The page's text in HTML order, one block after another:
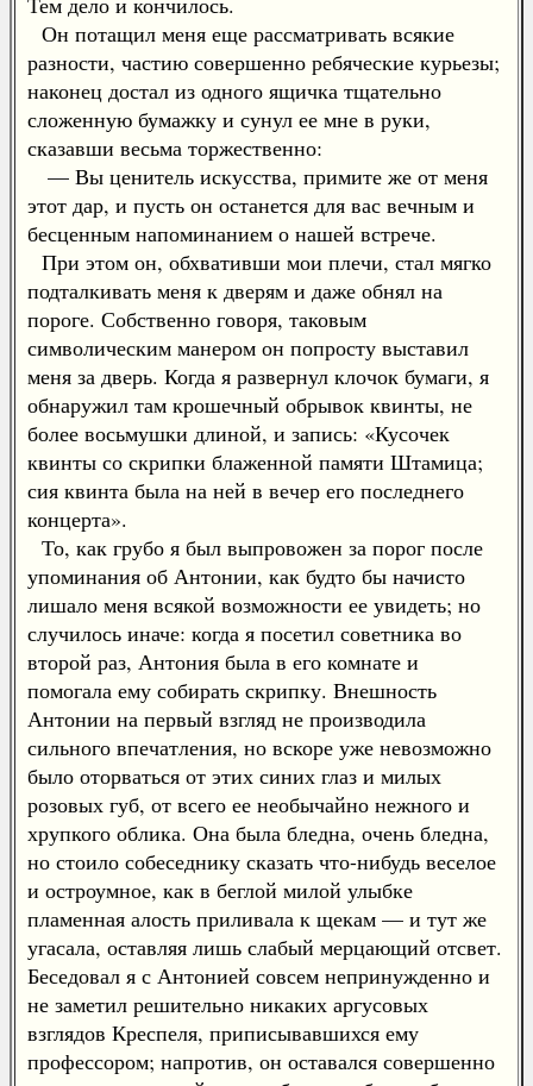
Он потащил меня еще рассматривать всякие
разности, частию совершенно ребяческие курьезы;
наконец достал из одного ящичка тщательно
сложенную бумажку и сунул ее мне в руки,
сказавши весьма торжественно:
— Вы ценитель искусства, примите же от меня
этот дар, и пусть он останется для вас вечным и
бесценным напоминанием о нашей встрече.
При этом он, обхвативши мои плечи, стал мягко
подталкивать меня к дверям и даже обнял на
пороге. Собственно говоря, таковым
символическим манером он попросту выставил
меня за дверь. Когда я развернул клочок бумаги, я
обнаружил там крошечный обрывок квинты, не
более восьмушки длиной, и запись: «Кусочек
квинты со скрипки блаженной памяти Штамица;
сия квинта была на ней в вечер его последнего
концерта».
То, как грубо я был выпровожен за порог после
упоминания об Антонии, как будто бы начисто
лишало меня всякой возможности ее увидеть; но
случилось иначе: когда я посетил советника во
второй раз, Антония была в его комнате и
помогала ему собирать скрипку. Внешность
Антонии на первый взгляд не производила
сильного впечатления, но вскоре уже невозможно
было оторваться от этих синих глаз и милых
розовых губ, от всего ее необычайно нежного и
хрупкого облика. Она была бледна, очень бледна,
но стоило собеседнику сказать что-нибудь веселое
и остроумное, как в беглой милой улыбке
пламенная алость приливала к щекам — и тут же
угасала, оставляя лишь слабый мерцающий отсвет.
Беседовал я с Антонией совсем непринужденно и
не заметил решительно никаких аргусовых
взглядов Креспеля, приписывавшихся ему
профессором; напротив, он оставался совершенно